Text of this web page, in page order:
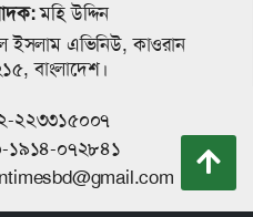
মধ্য দিয়ে বাগেরহাটে
গণঅভ্যুত্থান দিবস-২০২৬’
বিএনপির’ আহবায়কের নেতৃত্বে
কাছে চাঁদাদাবী, থানায়
নগর স্বাস্থ্য কেন্দ্রের তিনতলা
ভবনের শুভ উদ্বোধন
বোর্ডকে আয়বর্ধক হিসেবে গড়ে
হবে- কল্যাণ বোর্ডের মহাপরিচালক
মহি উদ্দিন
এভিনিউ, কাওরান
বাংলাদেশ।
২২৩৩১৫০০৭
১৯১৪-০৭২৮৪১